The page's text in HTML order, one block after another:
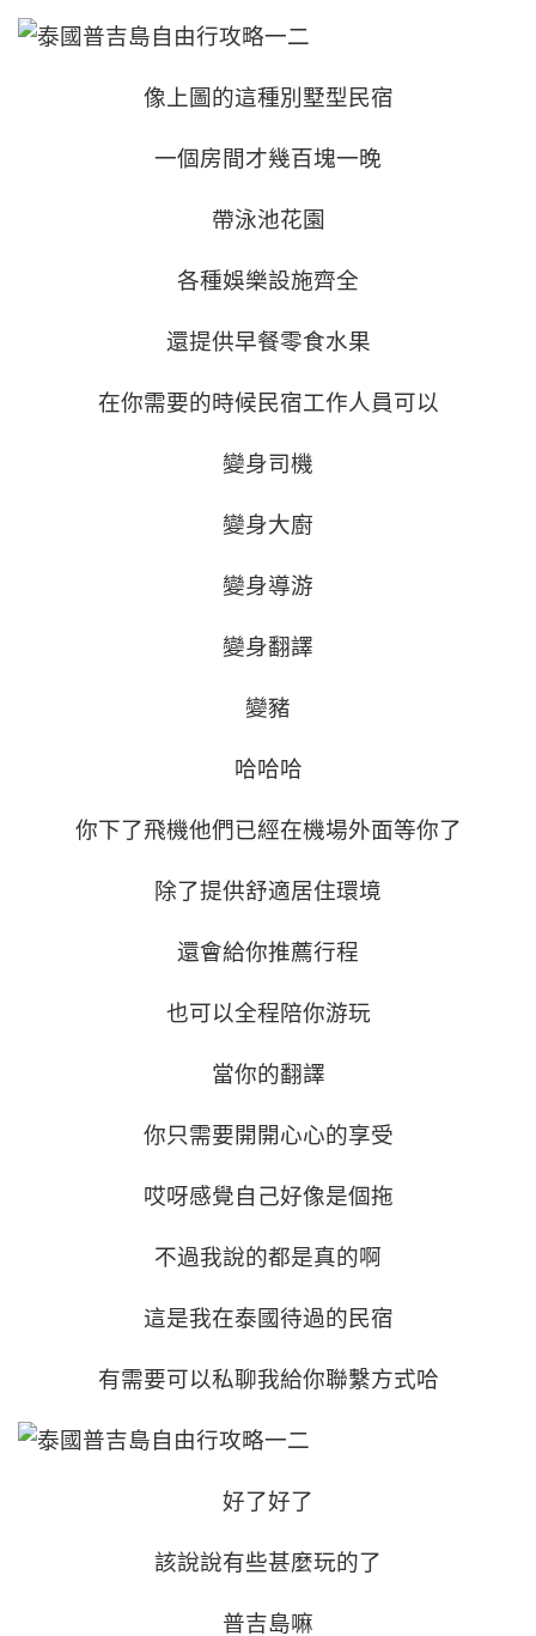
像上圖的這種別墅型民宿
一個房間才幾百塊一晚
帶泳池花園
各種娛樂設施齊全
還提供早餐零食水果
在你需要的時候民宿工作人員可以
變身司機
變身大廚
變身導游
變身翻譯
變豬
哈哈哈
你下了飛機他們已經在機場外面等你了
除了提供舒適居住環境
還會給你推薦行程
也可以全程陪你游玩
當你的翻譯
你只需要開開心心的享受
哎呀感覺自己好像是個拖
不過我說的都是真的啊
這是我在泰國待過的民宿
有需要可以私聊我給你聯繫方式哈
好了好了
該說說有些甚麼玩的了
普吉島嘛